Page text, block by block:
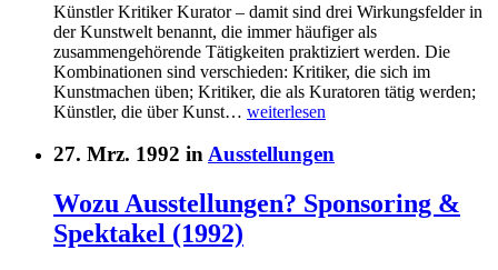
Künstler Kritiker Kurator – damit sind drei Wirkungsfelder in
der Kunstwelt benannt, die immer häufiger als
zusammengehörende Tätigkeiten praktiziert werden. Die
Kombinationen sind verschieden: Kritiker, die sich im
Kunstmachen üben; Kritiker, die als Kuratoren tätig werden;
Künstler, die über Kunst… weiterlesen
27. Mrz. 1992 inAusstellungen
Wozu Ausstellungen? Sponsoring &
Spektakel (1992)